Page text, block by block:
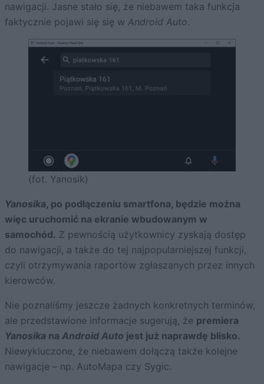
nawigacji. Jasne stało się, że niebawem taka funkcja
faktycznie pojawi się się w Android Auto.
(fot. Yanosik)
Yanosika, po podłączeniu smartfona, będzie można
więc uruchomić na ekranie wbudowanym w
samochód. Z pewnością użytkownicy zyskają dostęp
do nawigacji, a także do tej najpopularniejszej funkcji,
czyli otrzymywania raportów zgłaszanych przez innych
kierowców.
Nie poznaliśmy jeszcze żadnych konkretnych terminów,
ale przedstawione informacje sugerują, że premiera
Yanosika na Android Auto jest już naprawdę blisko.
Niewykluczone, że niebawem dołączą także kolejne
nawigacje – np. AutoMapa czy Sygic.